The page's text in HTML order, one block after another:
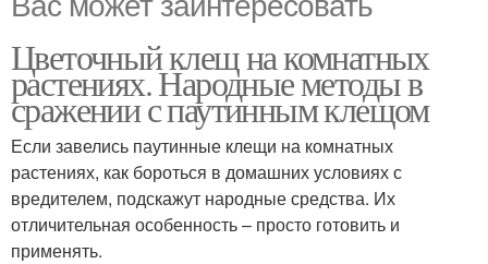
Цветочный клещ на комнатных
растениях. Народные методы в
сражении с паутинным клещом
Если завелись паутинные клещи на комнатных
растениях, как бороться в домашних условиях с
вредителем, подскажут народные средства. Их
отличительная особенность – просто готовить и
применять.